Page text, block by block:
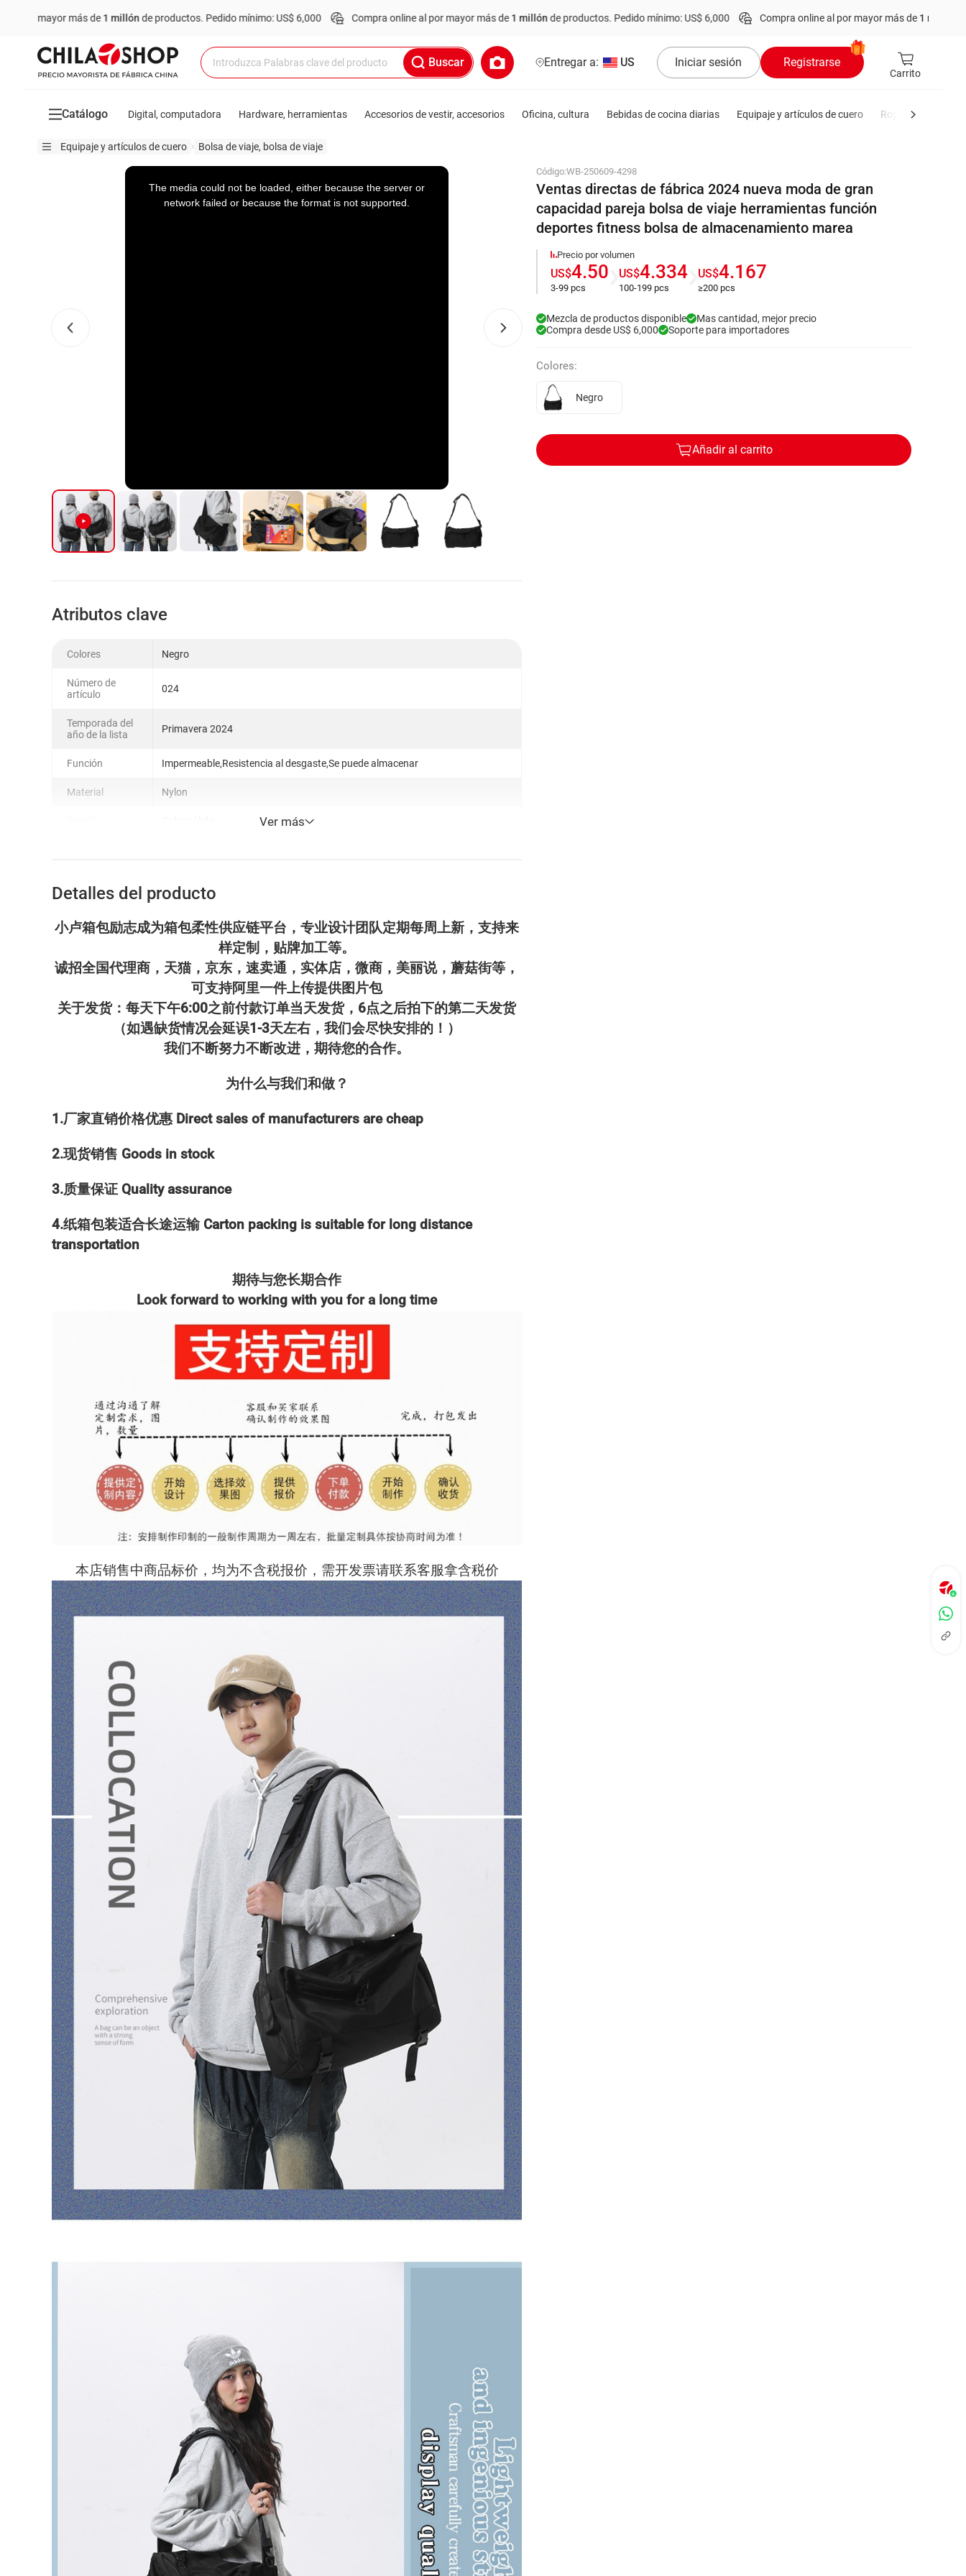
más de1 millónde productos.Pedido mínimo: US$ 6,000 Compra online al por mayor más de1 millónde productos.Pedido mínimo: US$ 6,000 Compra online al por mayor más de1 millónde
Buscar Entregar a: US Iniciar sesión Registrarse
Carrito
Catálogo Digital, computadora Hardware, herramientas Accesorios de vestir, accesorios Oficina, cultura Bebidas de cocina diarias Equipaje y artículos de cuero Ropa de hombre
Equipaje y artículos de cuero Bolsa de viaje, bolsa de viaje
This
The media could not be loaded, either because the server or
network failed or because the format is not supported.
Atributos clave
Colores Negro
Número de
artículo
024
Temporada del
año de la lista
Primavera 2024
Función Impermeable,Resistencia al desgaste,Se puede almacenar
Material Nylon
Ver más
Detalles del producto
小卢箱包励志成为箱包柔性供应链平台，专业设计团队定期每周上新，支持来
样定制，贴牌加工等。
诚招全国代理商，天猫，京东，速卖通，实体店，微商，美丽说，蘑菇街等，
可支持阿里一件上传提供图片包
关于发货：每天下午6:00之前付款订单当天发货，6点之后拍下的第二天发货
（如遇缺货情况会延误1-3天左右，我们会尽快安排的！）
我们不断努力不断改进，期待您的合作。
为什么与我们和做？
1.厂家直销价格优惠 Direct sales of manufacturers are cheap
2.现货销售 Goods in stock
3.质量保证 Quality assurance
4.纸箱包装适合长途运输 Carton packing is suitable for long distance
transportation
期待与您长期合作
Look forward to working with you for a long time
本店销售中商品标价，均为不含税报价，需开发票请联系客服拿含税价
Código:WB-250609-4298
Ventas directas de fábrica 2024 nueva moda de gran
capacidad pareja bolsa de viaje herramientas función
deportes fitness bolsa de almacenamiento marea
Precio por volumen
US$4.50
3-99 pcs
US$4.334
100-199 pcs
US$4.167
≥200 pcs
Mezcla de productos disponible
Mas cantidad, mejor precio
Compra desde US$ 6,000
Soporte para importadores
Colores:
Negro
Añadir al carrito